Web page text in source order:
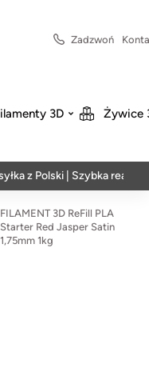
Zadzwoń
3D Żywice
| Szybka realizacja w
FILAMENT 3D ReFill PLA
Starter Red Jasper Satin
1,75mm 1kg